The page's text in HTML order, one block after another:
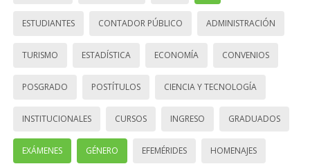
ESTUDIANTES CONTADOR PÚBLICO ADMINISTRACIÓN
TURISMO ESTADÍSTICA ECONOMÍA CONVENIOS
POSGRADO POSTÍTULOS CIENCIA Y TECNOLOGÍA
INSTITUCIONALES CURSOS INGRESO GRADUADOS
EXÁMENES GÉNERO EFEMÉRIDES HOMENAJES